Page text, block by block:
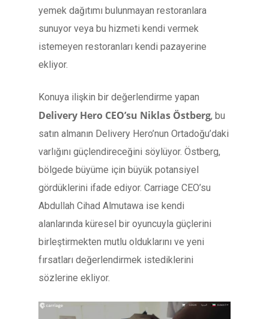
yemek dağıtımı bulunmayan restoranlara
sunuyor veya bu hizmeti kendi vermek
istemeyen restoranları kendi pazayerine
ekliyor.
Konuya ilişkin bir değerlendirme yapan
Delivery Hero CEO’su Niklas Östberg, bu
satın almanın Delivery Hero’nun Ortadoğu’daki
varlığını güçlendireceğini söylüyor. Östberg,
bölgede büyüme için büyük potansiyel
gördüklerini ifade ediyor. Carriage CEO’su
Abdullah Cihad Almutawa ise kendi
alanlarında küresel bir oyuncuyla güçlerini
birleştirmekten mutlu olduklarını ve yeni
fırsatları değerlendirmek istediklerini
sözlerine ekliyor.